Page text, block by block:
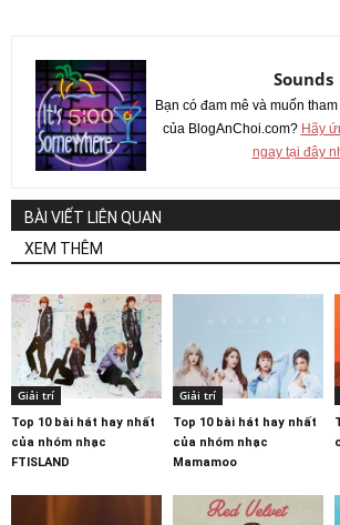
Sounds
Bạn có đam mê và muốn
của BlogAnChoi.com? Hãy
ngay tại đây
BÀI VIẾT LIÊN QUAN
XEM THÊM
Giải trí
Top 10 bài hát hay nhất
của nhóm nhạc
FTISLAND
Giải trí
Top 10 bài hát hay nhất
của nhóm nhạc
Mamamoo